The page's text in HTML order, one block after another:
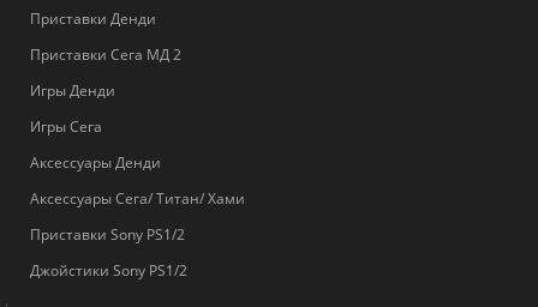
Приставки Денди
Приставки Сега МД 2
Игры Денди
Игры Сега
Аксессуары Денди
Аксессуары Сега/ Титан/ Хами
Приставки Sony PS1/2
Джойстики Sony PS1/2